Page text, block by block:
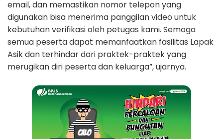
email, dan memastikan nomor telepon yang
digunakan bisa menerima panggilan video untuk
kebutuhan verifikasi oleh petugas kami. Semoga
semua peserta dapat memanfaatkan fasilitas Lapak
Asik dan terhindar dari praktek-praktek yang
merugikan diri peserta dan keluarga”, ujarnya.